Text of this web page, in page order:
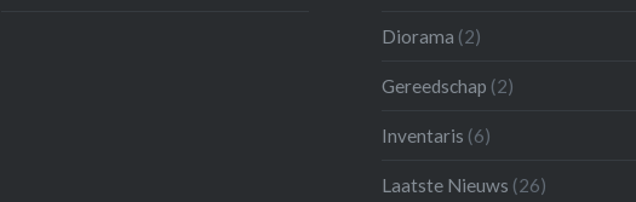
Diorama (2)
Gereedschap (2)
Inventaris (6)
Laatste Nieuws (26)